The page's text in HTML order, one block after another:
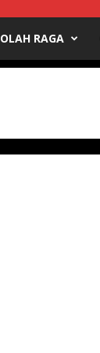
OLAH RAGA